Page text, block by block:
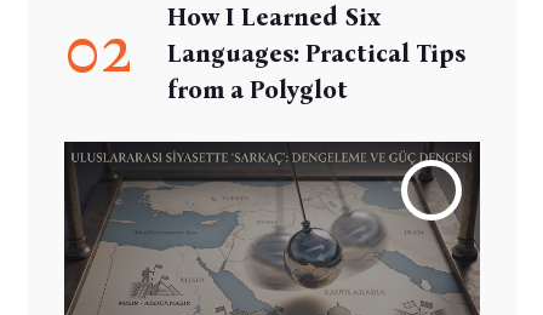
02
How I Learned Six
Languages: Practical Tips
from a Polyglot